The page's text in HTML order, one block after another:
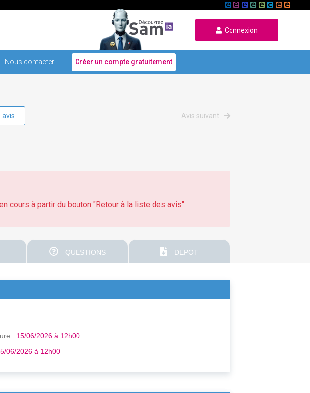
Connexion
Nous contacter Créer un compte gratuitement
avis Avis suivant
cours à partir du bouton "Retour à la liste des avis".
QUESTIONS DEPOT
: 15/06/2026 à 12h00
06/2026 à 12h00